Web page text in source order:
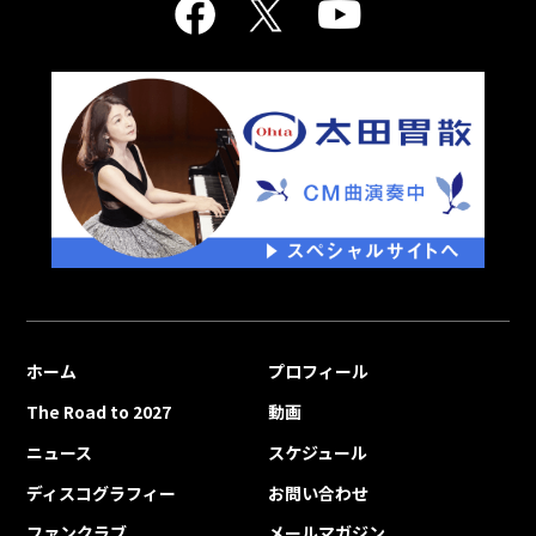
ホーム
プロフィール
The Road to 2027
動画
ニュース
スケジュール
ディスコグラフィー
お問い合わせ